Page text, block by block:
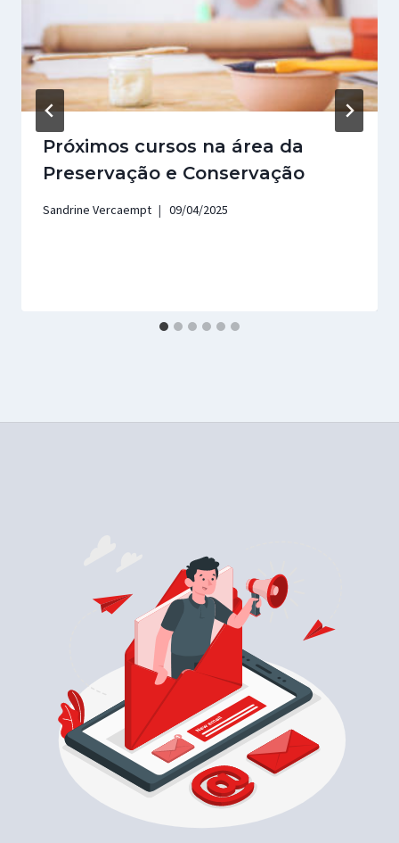
Próximos cursos na área da
Preservação e Conservação
Sandrine Vercaempt 09/04/2025